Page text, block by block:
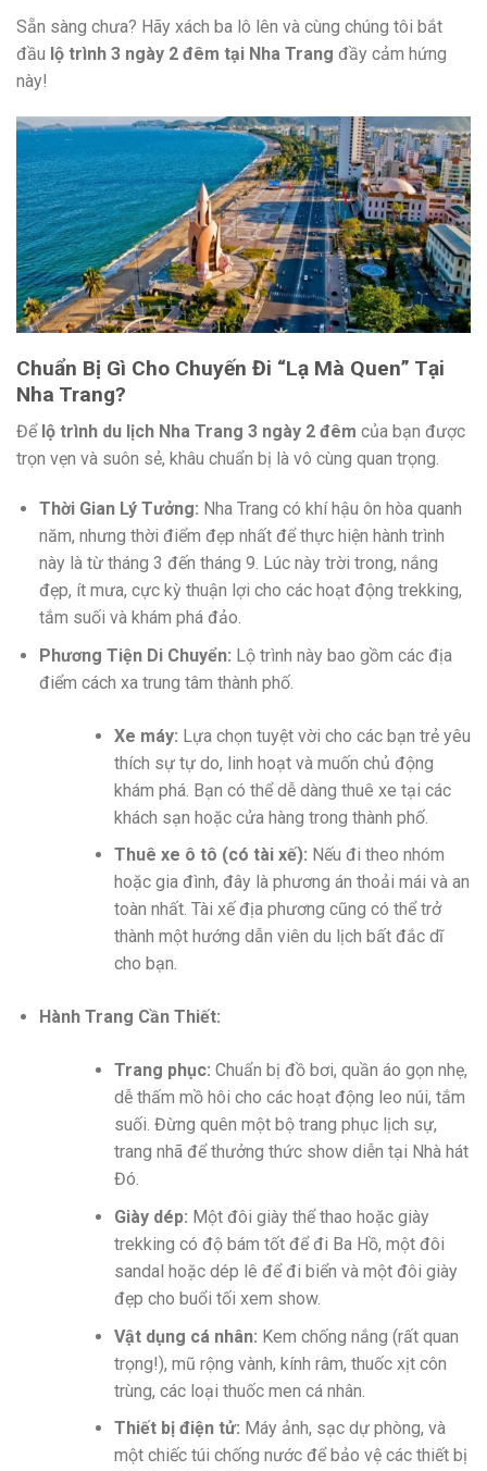
Sẵn sàng chưa? Hãy xách ba lô lên và cùng chúng tôi bắt
đầu lộ trình 3 ngày 2 đêm tại Nha Trang đầy cảm hứng
này!
Chuẩn Bị Gì Cho Chuyến Đi “Lạ Mà Quen” Tại
Nha Trang?
Để lộ trình du lịch Nha Trang 3 ngày 2 đêm của bạn được
trọn vẹn và suôn sẻ, khâu chuẩn bị là vô cùng quan trọng.
Thời Gian Lý Tưởng: Nha Trang có khí hậu ôn hòa quanh
năm, nhưng thời điểm đẹp nhất để thực hiện hành trình
này là từ tháng 3 đến tháng 9. Lúc này trời trong, nắng
đẹp, ít mưa, cực kỳ thuận lợi cho các hoạt động trekking,
tắm suối và khám phá đảo.
Phương Tiện Di Chuyển: Lộ trình này bao gồm các địa
điểm cách xa trung tâm thành phố.
Xe máy: Lựa chọn tuyệt vời cho các bạn trẻ yêu
thích sự tự do, linh hoạt và muốn chủ động
khám phá. Bạn có thể dễ dàng thuê xe tại các
khách sạn hoặc cửa hàng trong thành phố.
Thuê xe ô tô (có tài xế): Nếu đi theo nhóm
hoặc gia đình, đây là phương án thoải mái và an
toàn nhất. Tài xế địa phương cũng có thể trở
thành một hướng dẫn viên du lịch bất đắc dĩ
cho bạn.
Hành Trang Cần Thiết:
Trang phục: Chuẩn bị đồ bơi, quần áo gọn nhẹ,
dễ thấm mồ hôi cho các hoạt động leo núi, tắm
suối. Đừng quên một bộ trang phục lịch sự,
trang nhã để thưởng thức show diễn tại Nhà hát
Đó.
Giày dép: Một đôi giày thể thao hoặc giày
trekking có độ bám tốt để đi Ba Hồ, một đôi
sandal hoặc dép lê để đi biển và một đôi giày
đẹp cho buổi tối xem show.
Vật dụng cá nhân: Kem chống nắng (rất quan
trọng!), mũ rộng vành, kính râm, thuốc xịt côn
trùng, các loại thuốc men cá nhân.
Thiết bị điện tử: Máy ảnh, sạc dự phòng, và
một chiếc túi chống nước để bảo vệ các thiết bị